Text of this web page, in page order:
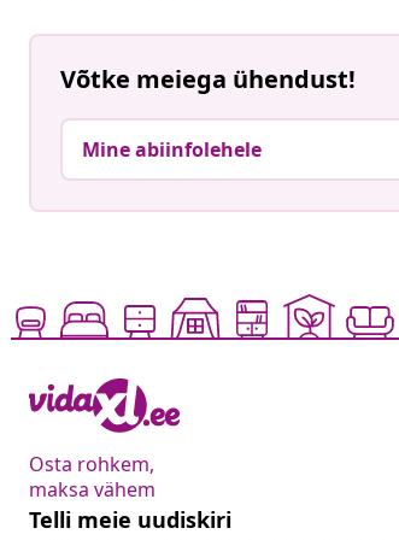
Võtke meiega ühendust!
Mine abiinfolehele
Osta rohkem,
maksa vähem
Telli meie uudiskiri